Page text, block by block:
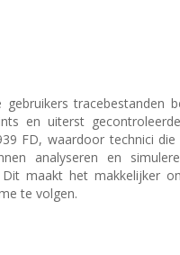
tracebestanden
en uiterst
FD, waardoor technici
analyseren en
maakt het makkelijker
te volgen.